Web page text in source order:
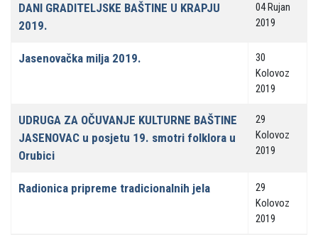
DANI GRADITELJSKE BAŠTINE U KRAPJU
2019.
04 Rujan
2019
Jasenovačka milja 2019.
30
Kolovoz
2019
UDRUGA ZA OČUVANJE KULTURNE BAŠTINE
JASENOVAC u posjetu 19. smotri folklora u
Orubici
29
Kolovoz
2019
Radionica pripreme tradicionalnih jela
29
Kolovoz
2019